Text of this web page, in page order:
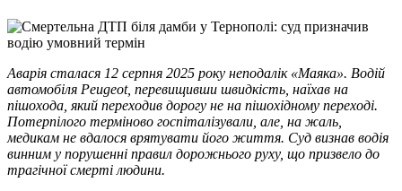
Аварія сталася 12 серпня 2025 року неподалік «Маяка». Водій
автомобіля Peugeot, перевищивши швидкість, наїхав на
пішохода, який переходив дорогу не на пішохідному переході.
Потерпілого терміново госпіталізували, але, на жаль,
медикам не вдалося врятувати його життя. Суд визнав водія
винним у порушенні правил дорожнього руху, що призвело до
трагічної смерті людини.